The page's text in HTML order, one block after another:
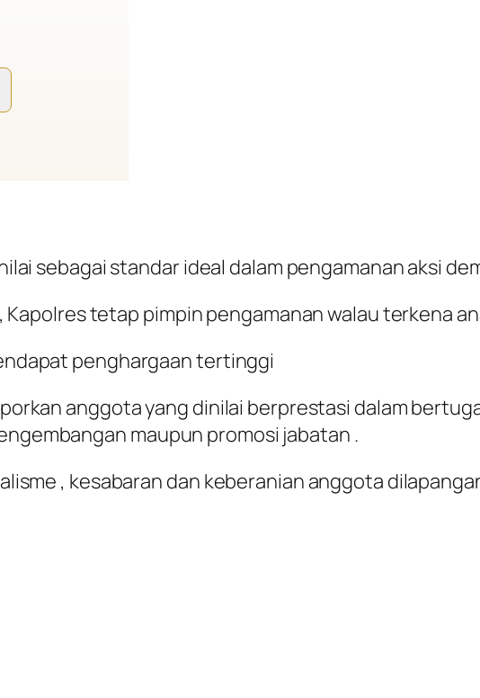
sebagai standar ideal dalam pengamanan aksi
tetap pimpin pengamanan walau terkena
penghargaan tertinggi
anggota yang dinilai berprestasi dalam
maupun promosi jabatan .
, kesabaran dan keberanian anggota